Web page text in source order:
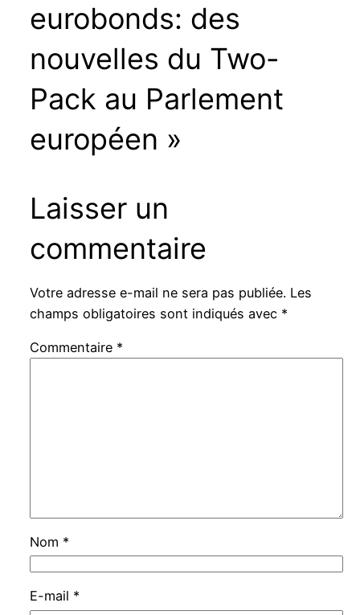
eurobonds: des
nouvelles du Two-
Pack au Parlement
européen »
Laisser un
commentaire
Votre adresse e-mail ne sera pas publiée. Les
champs obligatoires sont indiqués avec *
Commentaire *
Nom *
E-mail *